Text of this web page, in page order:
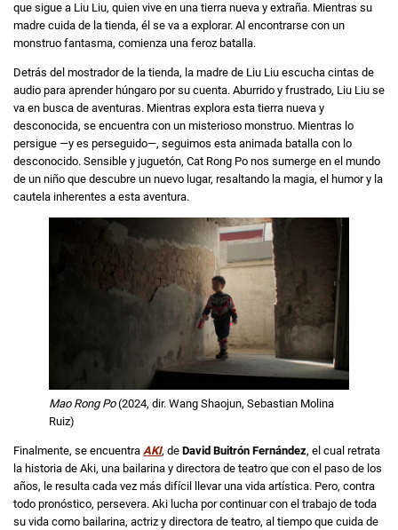
que sigue a Liu Liu, quien vive en una tierra nueva y extraña. Mientras su
madre cuida de la tienda, él se va a explorar. Al encontrarse con un
monstruo fantasma, comienza una feroz batalla.
Detrás del mostrador de la tienda, la madre de Liu Liu escucha cintas de
audio para aprender húngaro por su cuenta. Aburrido y frustrado, Liu Liu se
va en busca de aventuras. Mientras explora esta tierra nueva y
desconocida, se encuentra con un misterioso monstruo. Mientras lo
persigue —y es perseguido—, seguimos esta animada batalla con lo
desconocido. Sensible y juguetón, Cat Rong Po nos sumerge en el mundo
de un niño que descubre un nuevo lugar, resaltando la magia, el humor y la
cautela inherentes a esta aventura.
Mao Rong Po(2024, dir. Wang Shaojun, Sebastian Molina
Ruiz)
Finalmente, se encuentra AKI, de David Buitrón Fernández, el cual retrata
la historia de Aki, una bailarina y directora de teatro que con el paso de los
años, le resulta cada vez más difícil llevar una vida artística. Pero, contra
todo pronóstico, persevera. Aki lucha por continuar con el trabajo de toda
su vida como bailarina, actriz y directora de teatro, al tiempo que cuida de